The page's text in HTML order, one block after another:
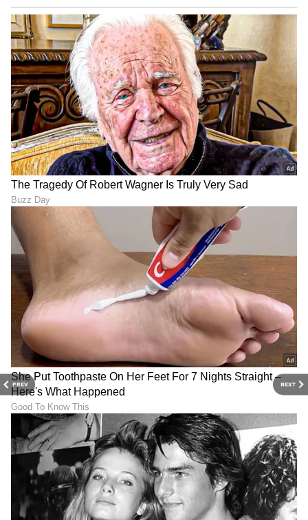
PREV NEXT
ಬದುಕುತ್ತವೆ. ಅಪಾಯ ಎದುರಾದಾಗ ಆಕ್ರಮಣಕಾರಿ ಸ್ವಭಾವ
ತೋರಿಸಿದರೂ, ಸಾಮಾನ್ಯವಾಗಿ ಮನುಷ್ಯರಿಗೆ ಇವುಗಳಿಂದ
ಯಾವುದೇ ಹಾನಿಯಿಲ್ಲ. ಸಿಹಿನೀರಿನ ಪರಿಸರ ವ್ಯವಸ್ಥೆಯ
ಸಮತೋಲನ ಕಾಪಾಡುವಲ್ಲಿ ಈ ಹಾವುಗಳು ಪ್ರಮುಖ ಪಾತ್ರ
ವಹಿಸುತ್ತವೆ.
LATEST VIDEOS